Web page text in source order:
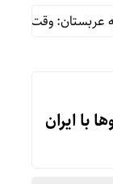
وقت تلف
با ایران